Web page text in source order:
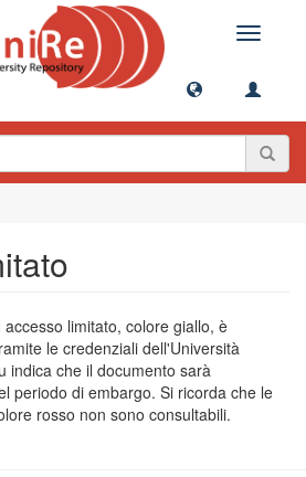
Toggle
limitato, colore giallo, è
le credenziali dell'Università
indica che il documento sarà
periodo di embargo. Si ricorda che le
rosso non sono consultabili.